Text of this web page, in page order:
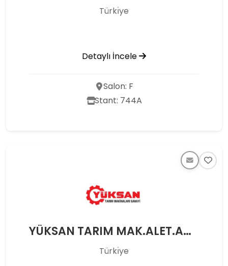
Türkı̇ye
Detaylı İncele
Salon: F
Stant: 744A
YÜKSAN TARIM MAK.ALET.AMB.NAK.SAN.TİC. LTD. ŞTİ
Türkı̇ye